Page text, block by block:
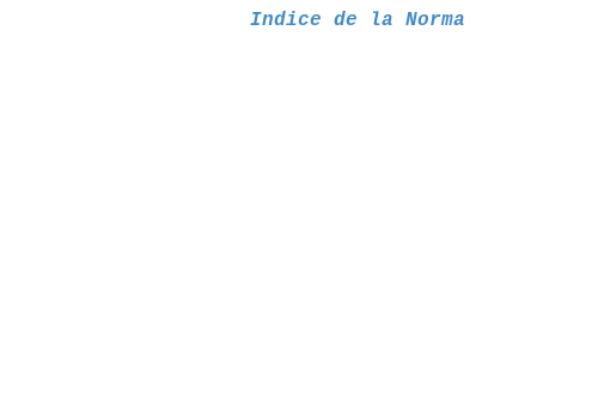
Indice de la Norma